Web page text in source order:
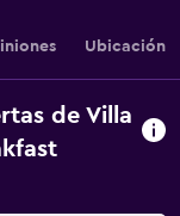
Ubicación
de Villa